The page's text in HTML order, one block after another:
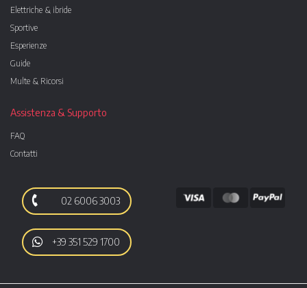
Elettriche & ibride
Sportive
Esperienze
Guide
Multe & Ricorsi
Assistenza & Supporto
FAQ
Contatti
02 6006 3003
+39 351 529 1700